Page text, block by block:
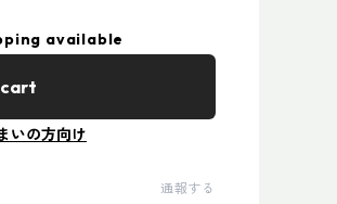
available
いの方向け
通報する